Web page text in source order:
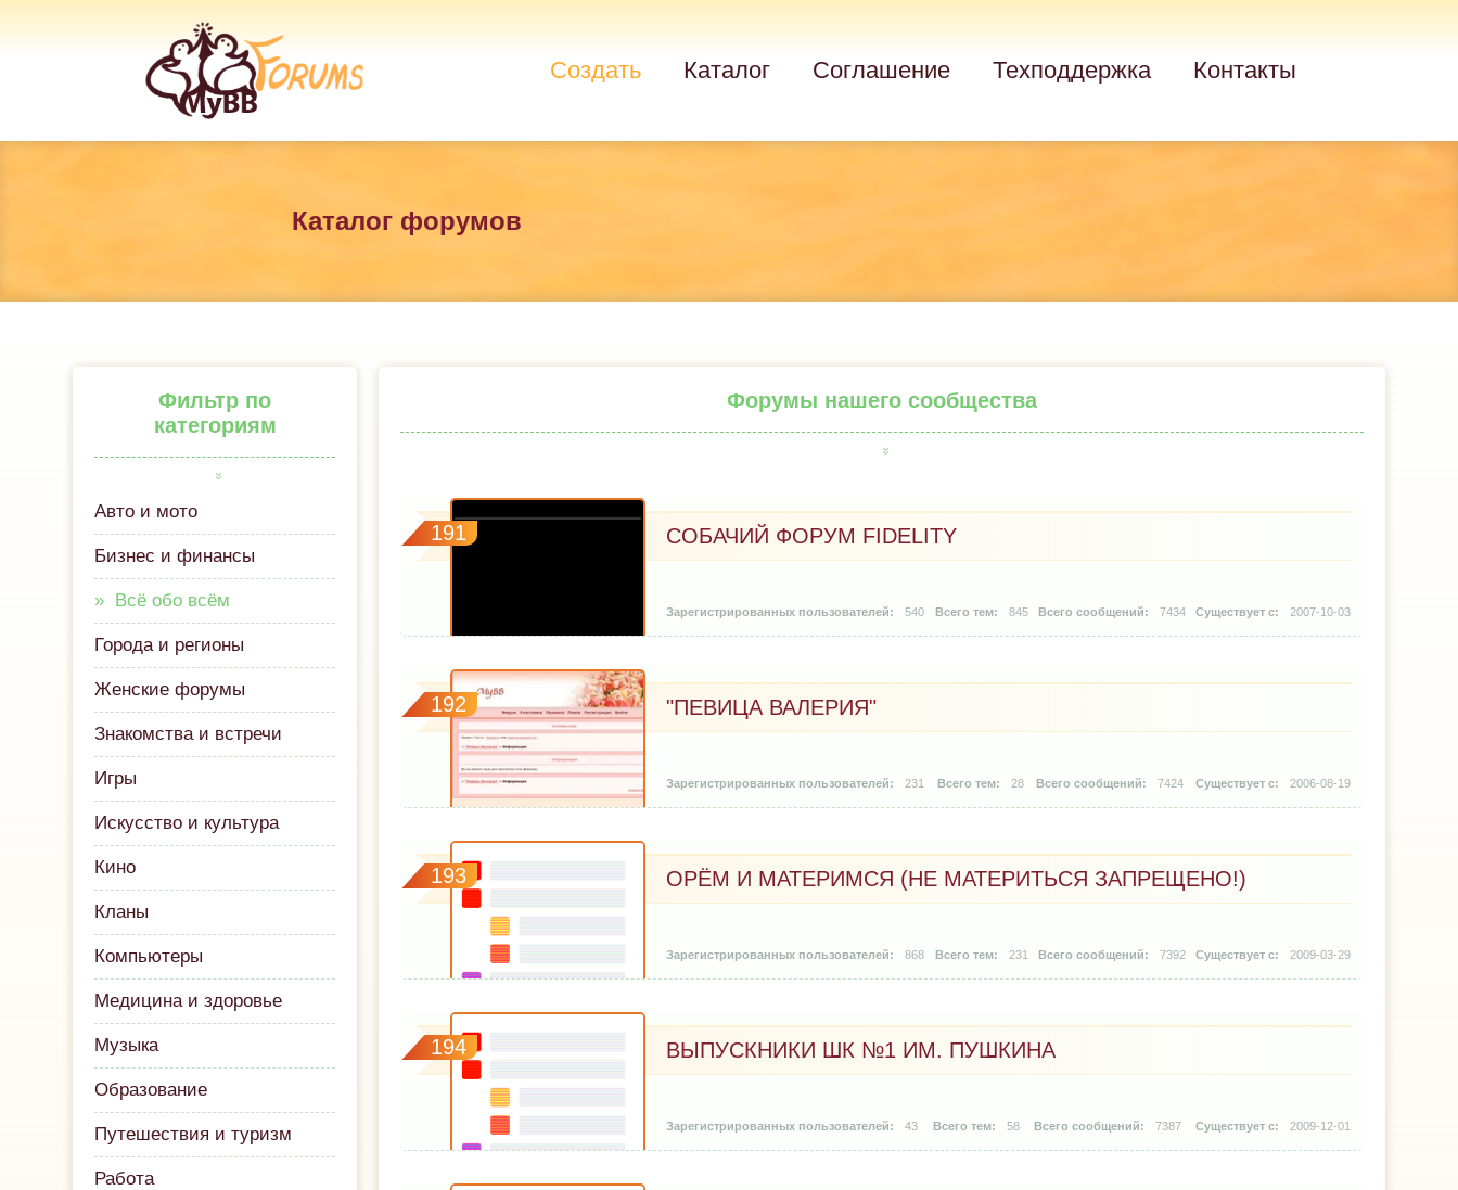
Создать Каталог Соглашение Техподдержка Контакты
Каталог форумов
Фильтр по
категориям
Авто и мото
Бизнес и финансы
Всё обо всём
Города и регионы
Женские форумы
Знакомства и встречи
Игры
Искусство и культура
Кино
Кланы
Компьютеры
Медицина и здоровье
Музыка
Образование
Путешествия и туризм
Работа
Форумы нашего сообщества
191 СОБАЧИЙ ФОРУМ FIDELITY
540 845 7434 2007-10-03
192 "ПЕВИЦА ВАЛЕРИЯ"
231 28 7424 2006-08-19
193 ОРЁМ И МАТЕРИМСЯ (НЕ МАТЕРИТЬСЯ ЗАПРЕЩЕНО!)
868 231 7392 2009-03-29
194 ВЫПУСКНИКИ ШК №1 ИМ. ПУШКИНА
43 58 7387 2009-12-01